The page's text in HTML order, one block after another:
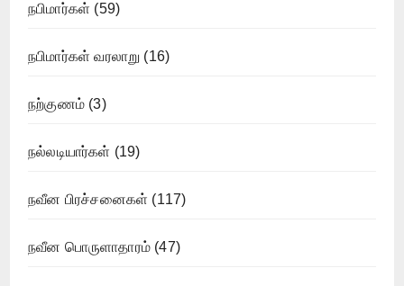
நபிமார்கள் (59)
நபிமார்கள் வரலாறு (16)
நற்குணம் (3)
நல்லடியார்கள் (19)
நவீன பிரச்சனைகள் (117)
நவீன பொருளாதாரம் (47)